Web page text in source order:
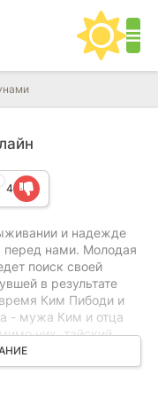
4
и надежде
перед нами. Молодая
поиск своей
в результате
Ким Пибоди и
- мужа Ким и отца
них, тайский
своей семьи
обошла стороной и
разобраться в